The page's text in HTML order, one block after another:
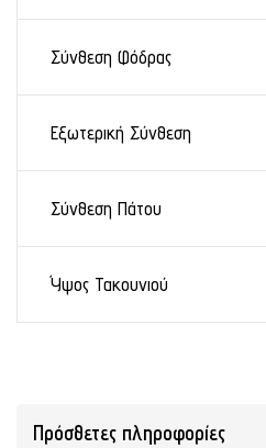
Σύνθεση Φόδρας
Εξωτερική Σύνθεση
Σύνθεση Πάτου
Ύψος Τακουνιού
Πρόσθετες πληροφορίες